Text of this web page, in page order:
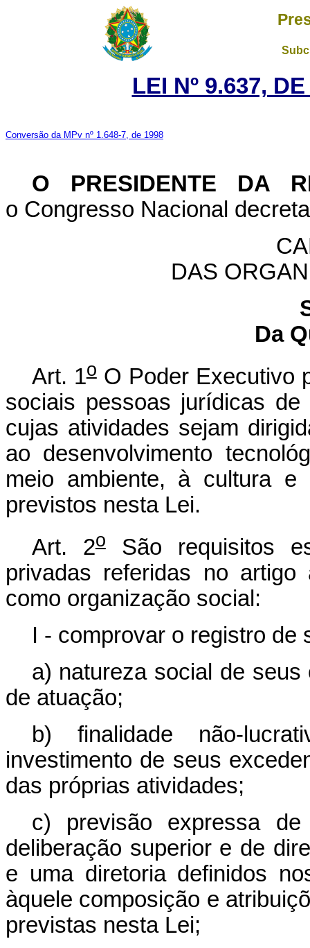
LEI Nº 9.637,
Conversão da MPv nº 1.648-7, de 1998
O PRESIDENTE DA
o Congresso Nacional
DAS
Da
Art. 1oO Poder Executivo
sociais pessoas jurídicas
cujas atividades sejam
ao desenvolvimento
meio ambiente, à cultura e
previstos nesta Lei.
Art. 2oSão requisitos
privadas referidas no artigo
como organização social:
I - comprovar o registro de
a) natureza social de
de atuação;
b) finalidade não-
investimento de seus
das próprias atividades;
c) previsão expressa
deliberação superior e de
e uma diretoria definidos
àquele composição e
previstas nesta Lei;